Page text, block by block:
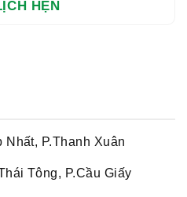
Nhất, P.Thanh Xuân
Tông, P.Cầu Giấy